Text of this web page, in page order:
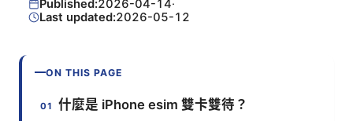
Published:2026-04-14·
Last updated:2026-05-12
ON THIS PAGE
什麼是 iPhone esim 雙卡雙待？